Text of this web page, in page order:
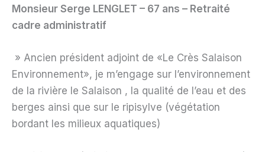
Monsieur Serge LENGLET – 67 ans – Retraité
cadre administratif
» Ancien président adjoint de «Le Crès Salaison
Environnement», je m’engage sur l’environnement
de la rivière le Salaison , la qualité de l’eau et des
berges ainsi que sur le ripisylve (végétation
bordant les milieux aquatiques)